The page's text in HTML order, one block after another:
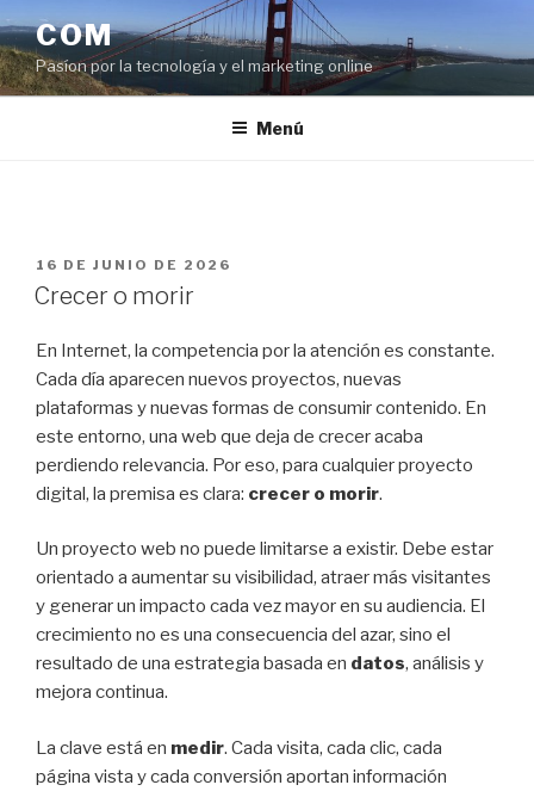
al
contenido
COM
Pasíon por la tecnología y el marketing online
Menú
PUBLICADO
EL
16 DE JUNIO DE 2026
Crecer o morir
En Internet, la competencia por la atención es constante.
Cada día aparecen nuevos proyectos, nuevas
plataformas y nuevas formas de consumir contenido. En
este entorno, una web que deja de crecer acaba
perdiendo relevancia. Por eso, para cualquier proyecto
digital, la premisa es clara: crecer o morir.
Un proyecto web no puede limitarse a existir. Debe estar
orientado a aumentar su visibilidad, atraer más visitantes
y generar un impacto cada vez mayor en su audiencia. El
crecimiento no es una consecuencia del azar, sino el
resultado de una estrategia basada en datos, análisis y
mejora continua.
La clave está en medir. Cada visita, cada clic, cada
página vista y cada conversión aportan información